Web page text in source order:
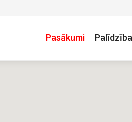
Pasākumi Palīdzība